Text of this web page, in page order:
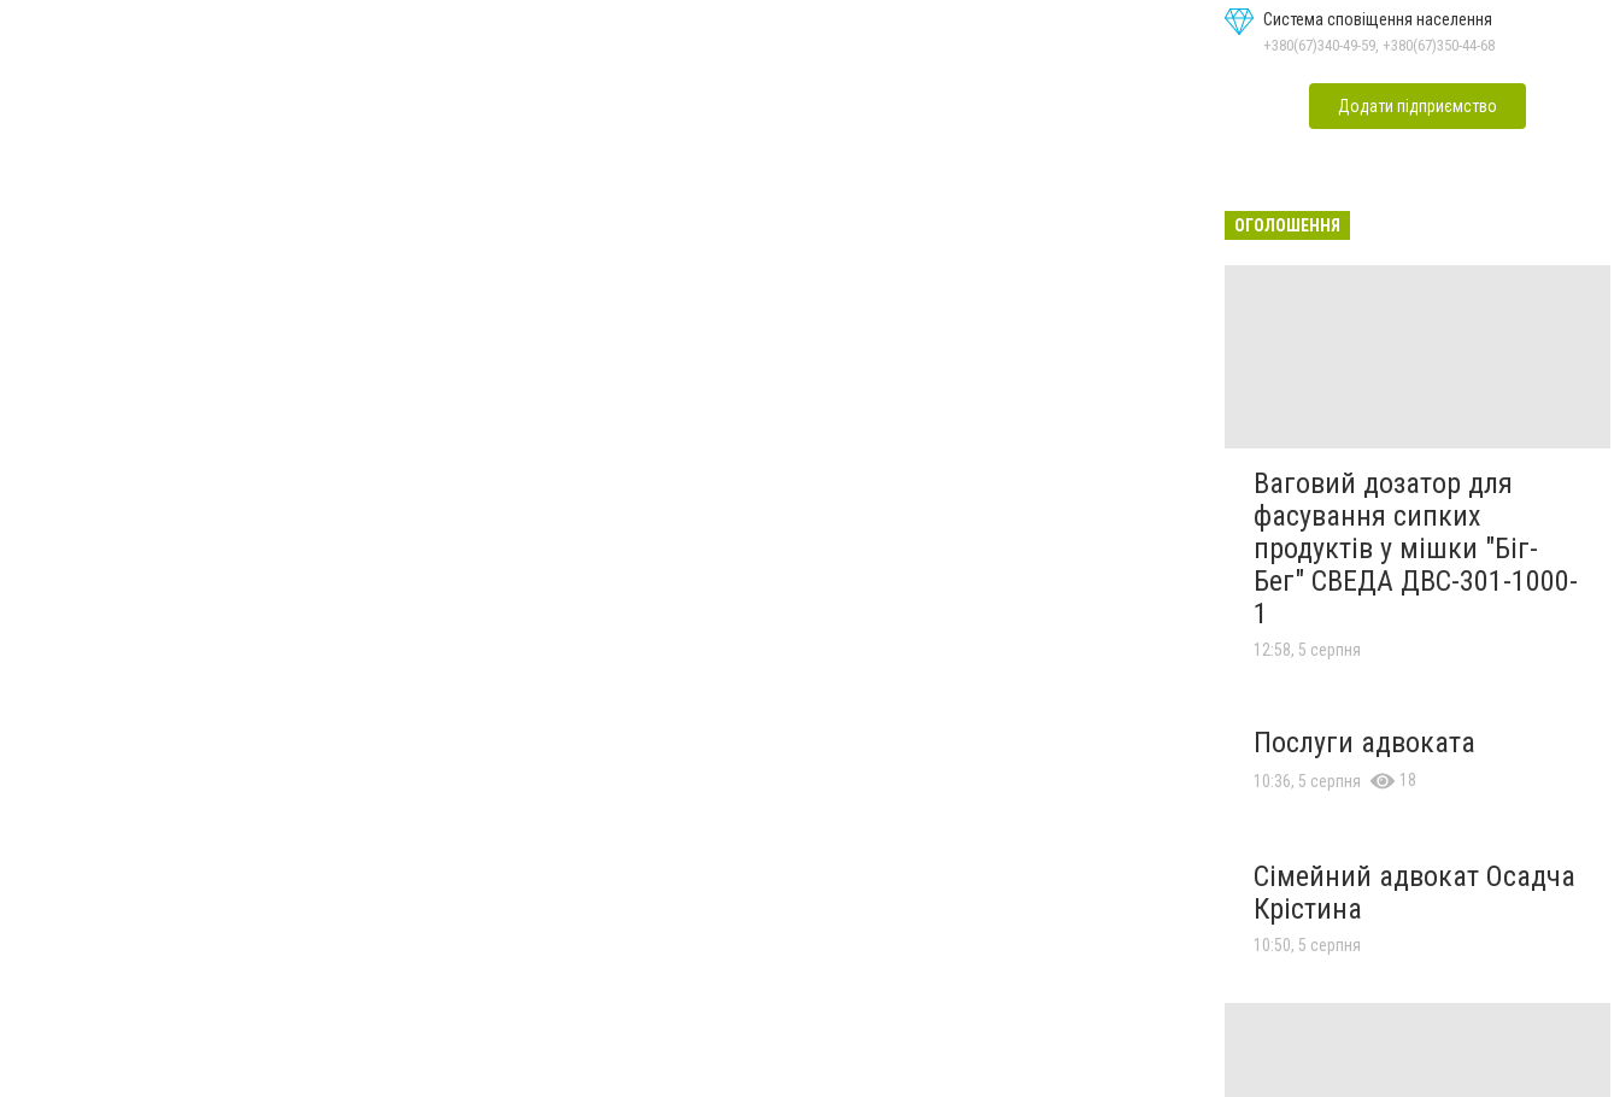
Система сповіщення населення
+380(67)340-49-59, +380(67)350-44-68
Додати підприємство
ОГОЛОШЕННЯ
Ваговий дозатор для
фасування сипких
продуктів у мішки "Біг-
Бег" СВЕДА ДВС-301-1000-
1
12:58, 5 серпня
Послуги адвоката
10:36, 5 серпня 18
Сімейний адвокат Осадча
Крістина
10:50, 5 серпня